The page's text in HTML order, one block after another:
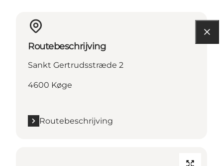
Routebeschrijving
Sankt Gertrudsstræde 2
4600 Køge
Routebeschrijving